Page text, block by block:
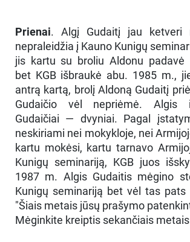
Prienai. Algį Gudaitį jau ketveri
nepraleidžia į Kauno Kunigų
jis kartu su broliu Aldonu padavė
bet KGB išbraukė abu. 1985 m.,
antrą kartą, brolį Aldoną Gudaitį
Gudaičio vėl nepriėmė. Algis
Gudaičiai — dvyniai. Pagal
neskiriami nei mokykloje, nei
kartu mokėsi, kartu tarnavo
Kunigų seminariją, KGB juos
1987 m. Algis Gudaitis mėgino
Kunigų seminariją bet vėl tas pats
"Šiais metais jūsų prašymo
Mėginkite kreiptis sekančiais